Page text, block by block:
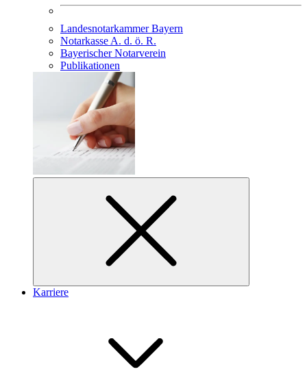
Landesnotarkammer Bayern
Notarkasse A. d. ö. R.
Bayerischer Notarverein
Publikationen
Karriere